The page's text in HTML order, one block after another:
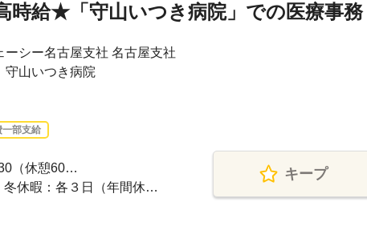
時給★「守山いつき病院」での医療事務
シー名古屋支社 名古屋支社
山いつき病院
一部支給
（休憩60…
冬休暇：各３日（年間休…
キープ